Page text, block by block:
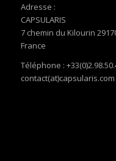
Adresse :
CAPSULARIS
7 chemin du Kilourin
France
Téléphone :
contact(at)capsularis.com